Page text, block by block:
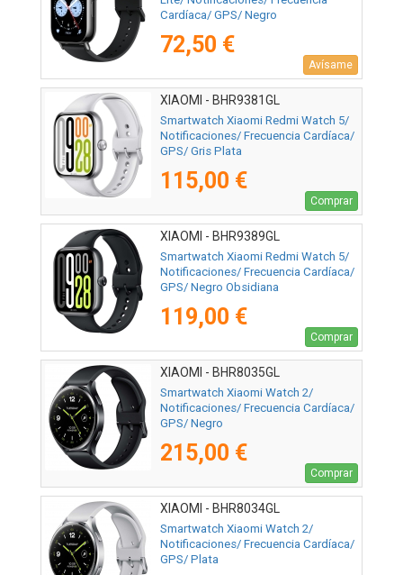
Cardíaca/ GPS/ Negro
72,50 €
Avísame
XIAOMI - BHR9381GL
Smartwatch Xiaomi Redmi Watch 5/
Notificaciones/ Frecuencia Cardíaca/
GPS/ Gris Plata
115,00 €
Comprar
XIAOMI - BHR9389GL
Smartwatch Xiaomi Redmi Watch 5/
Notificaciones/ Frecuencia Cardíaca/
GPS/ Negro Obsidiana
119,00 €
Comprar
XIAOMI - BHR8035GL
Smartwatch Xiaomi Watch 2/
Notificaciones/ Frecuencia Cardíaca/
GPS/ Negro
215,00 €
Comprar
XIAOMI - BHR8034GL
Smartwatch Xiaomi Watch 2/
Notificaciones/ Frecuencia Cardíaca/
GPS/ Plata